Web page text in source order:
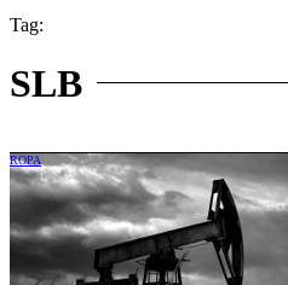
Tag:
SLB
ROPA
Amerykański koncern
Twierdzi, że nie łamie